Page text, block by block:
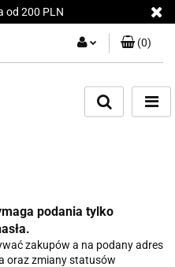
od 200 PLN
Zaloguj się
(0)
podania tylko
zakupów a na podany adres
oraz zmiany statusów